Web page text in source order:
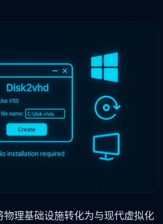
理基础设施转化为与现代虚拟化